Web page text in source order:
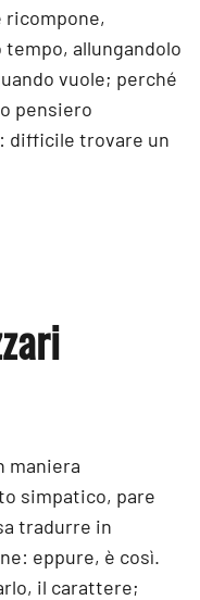
ricompone,
allungandolo
vuole; perché
pensiero
difficile trovare un
maniera
simpatico, pare
tradurre in
eppure, è così.
il carattere;